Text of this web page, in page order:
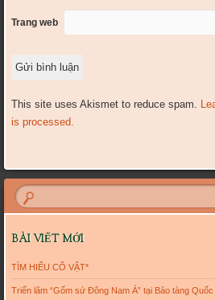
Trang web
This site uses Akismet to reduce spam.
is processed.
BÀI VIẾT MỚI
TÌM HIỂU CỔ VẬT*
Triển lãm “Gốm sứ Đông Nam Á” tại Bảo tàng